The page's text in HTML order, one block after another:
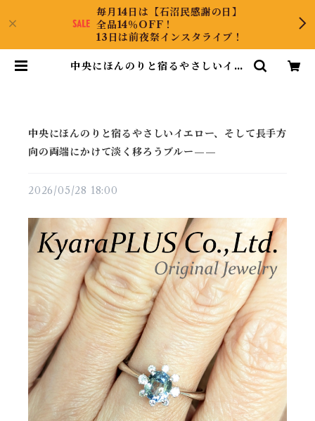
毎月14日は【石沼民感謝の日】
全品14％OFF！
13日は前夜祭インスタライブ！
中央にほんのりと宿るやさしいイエ
中央にほんのりと宿るやさしいイエロー、そして長手方
向の両端にかけて淡く移ろうブルー——
2026/05/28 18:00